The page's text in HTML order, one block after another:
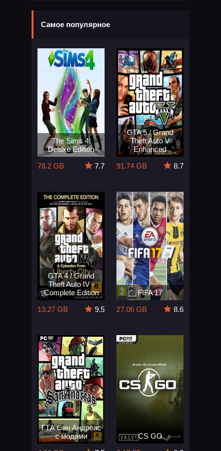
Самое популярное
The Sims 4:
Deluxe Edition
78.2 GB
7.7
GTA 5 / Grand
Theft Auto V
Enhanced
91.74 GB
8.7
GTA 4 / Grand
Theft Auto IV -
Complete Edition
13.27 GB
9.5
FIFA 17
27.06 GB
8.6
ГТА Сан Андреас
с модами
CS GO